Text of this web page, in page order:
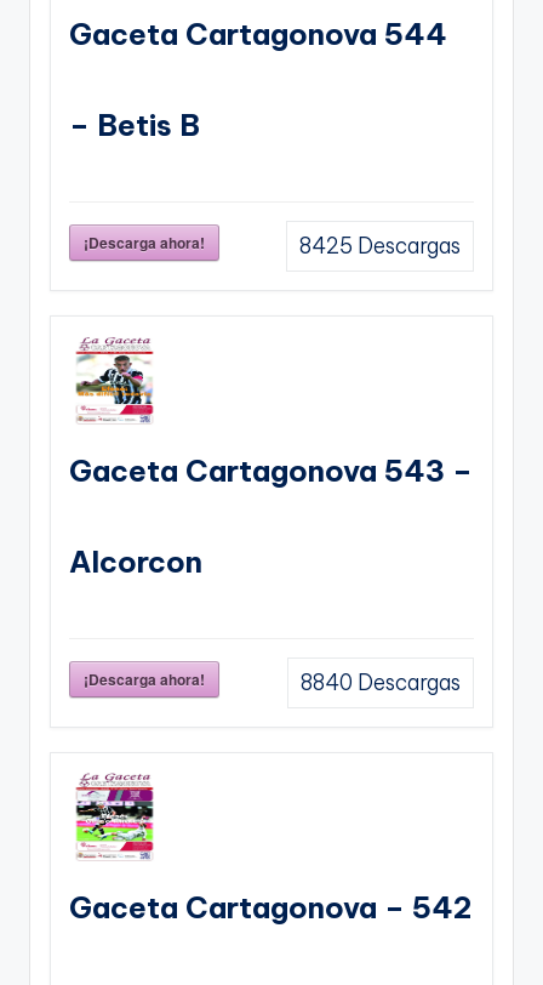
Gaceta Cartagonova 544
– Betis B
¡Descarga ahora! 8425 Descargas
Gaceta Cartagonova 543 –
Alcorcon
¡Descarga ahora! 8840 Descargas
Gaceta Cartagonova – 542